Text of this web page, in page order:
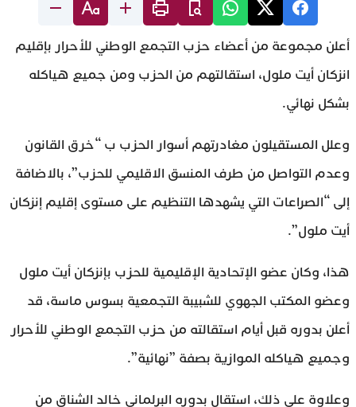
أعلن مجموعة من أعضاء حزب التجمع الوطني للأحرار بإقليم
انزكان أيت ملول، استقالتهم من الحزب ومن جميع هياكله
بشكل نهائي.
وعلل المستقيلون مغادرتهم أسوار الحزب ب “خرق القانون
وعدم التواصل من طرف المنسق الاقليمي للحزب”، بالاضافة
إلى “الصراعات التي يشهدها التنظيم على مستوى إقليم إنزكان
أيت ملول”.
هذا، وكان عضو الإتحادية الإقليمية للحزب بإنزكان أيت ملول
وعضو المكتب الجهوي للشبيبة التجمعية بسوس ماسة، قد
أعلن بدوره قبل أيام استقالته من حزب التجمع الوطني للأحرار
وجميع هياكله الموازية بصفة ”نهائية”.
وعلاوة على ذلك، استقال بدوره البرلماني خالد الشناق من